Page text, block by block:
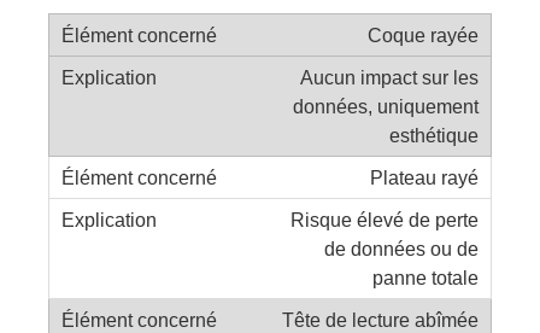
Coque rayée
Aucun impact sur les
données, uniquement
esthétique
Plateau rayé
Risque élevé de perte
de données ou de
panne totale
Tête de lecture abîmée